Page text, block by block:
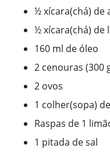
½ xícara(chá) de
½ xícara(chá) de
160 ml de óleo
2 cenouras (300
2 ovos
1 colher(sopa)
Raspas de 1
1 pitada de sal